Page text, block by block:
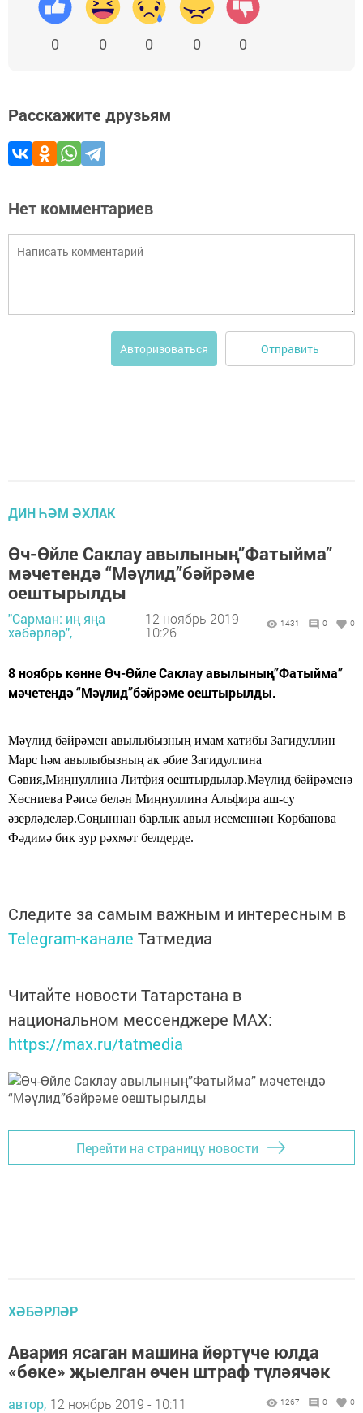
0 0 0 0 0
Расскажите друзьям
Нет комментариев
Авторизоваться Отправить
ДИН ҺӘМ ӘХЛАК
Өч-Өйле Саклау авылының”Фатыйма”
мәчетендә “Мәүлид”бәйрәме
оештырылды
"Сарман: иң яңа
хәбәрләр",
12 ноябрь 2019 -
10:26
1431 0 0
8 ноябрь көнне Өч-Өйле Саклау авылының”Фатыйма”
мәчетендә “Мәүлид”бәйрәме оештырылды.
Мәүлид бәйрәмен авылыбызның имам хатибы Загидуллин
Марс һәм авылыбызның ак әбие Загидуллина
Сәвия,Миңнуллина Литфия оештырдылар.Мәүлид бәйрәменә
Хөсниева Рәисә белән Миңнуллина Альфира аш-су
әзерләделәр.Соңыннан барлык авыл исеменнән Корбанова
Фәдимә бик зур рәхмәт белдерде.
Следите за самым важным и интересным в
Telegram-канале Татмедиа
Читайте новости Татарстана в
национальном мессенджере MАХ:
https://max.ru/tatmedia
Перейти на страницу новости
ХӘБӘРЛӘР
Авария ясаган машина йөртүче юлда
«бөке» җыелган өчен штраф түләячәк
автор, 12 ноябрь 2019 - 10:11 1267 0 0